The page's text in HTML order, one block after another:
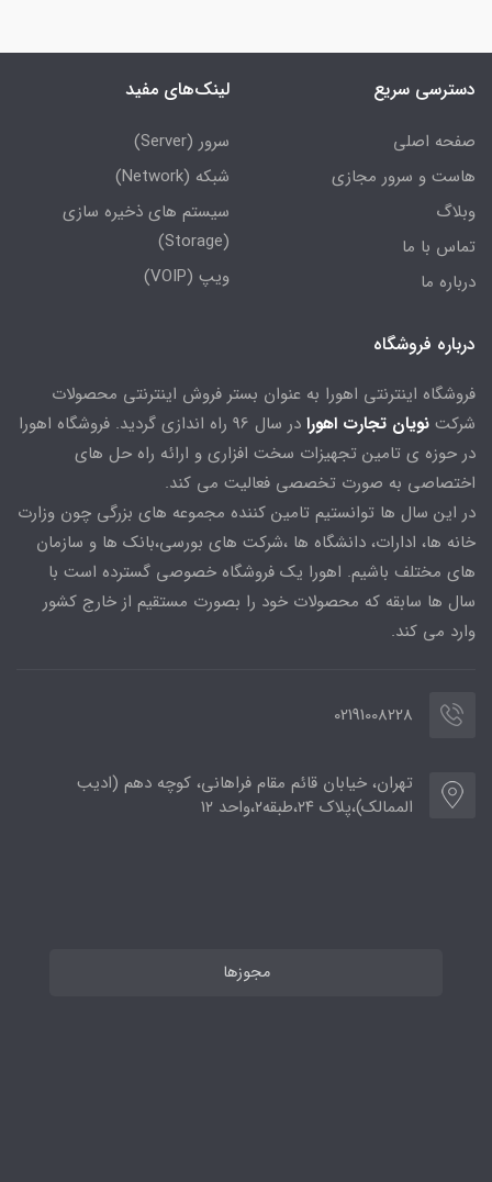
دسترسی سریع
صفحه اصلی
هاست و سرور مجازی
وبلاگ
تماس با ما
درباره ما
لینک‌های مفید
سرور (Server)
شبکه (Network)
سیستم های ذخیره سازی
(Storage)
ویپ (VOIP)
درباره فروشگاه
فروشگاه اینترنتی اهورا به عنوان بستر فروش اینترنتی محصولات
شرکت نویان تجارت اهورا
در سال 96 راه اندازی گردید. فروشگاه اهورا
در حوزه ی تامین تجهیزات سخت افزاری و ارائه راه حل های
اختصاصی به صورت تخصصی فعالیت می کند.
در این سال ها توانستیم تامین کننده مجموعه های بزرگی چون وزارت
خانه ها، ادارات، دانشگاه ها ،شرکت های بورسی،بانک ها و سازمان
های مختلف باشیم. اهورا یک فروشگاه خصوصی گسترده است با
سال ها سابقه که محصولات خود را بصورت مستقیم از خارج کشور
وارد می کند.
02191008228
تهران، خیابان قائم مقام فراهانی، کوچه دهم (ادیب
الممالک)،پلاک ۲۴،طبقه۲،واحد ۱۲
مجوزها